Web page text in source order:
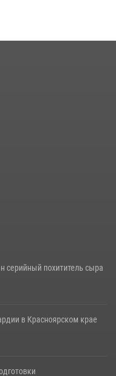
легендарное оружие
серийный похититель сыра
в Красноярском крае